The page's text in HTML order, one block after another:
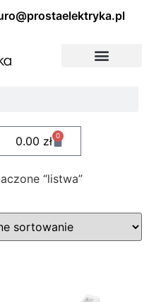
0.00 zł 0
“listwa”